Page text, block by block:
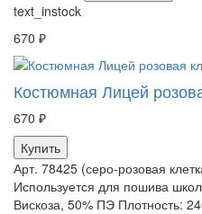
text_instock
670 ₽
Костюмная Лицей
670 ₽
Купить
Арт. 78425 (серо-розовая
Используется для пошива
Вискоза, 50% ПЭ Плотность: